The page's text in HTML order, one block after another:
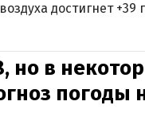
достигнет +39
но в
погоды